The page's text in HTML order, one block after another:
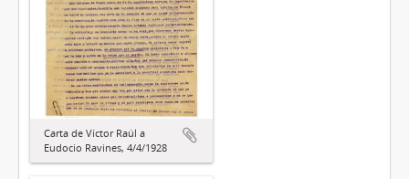
Carta de Víctor Raúl a
Eudocio Ravines, 4/4/1928